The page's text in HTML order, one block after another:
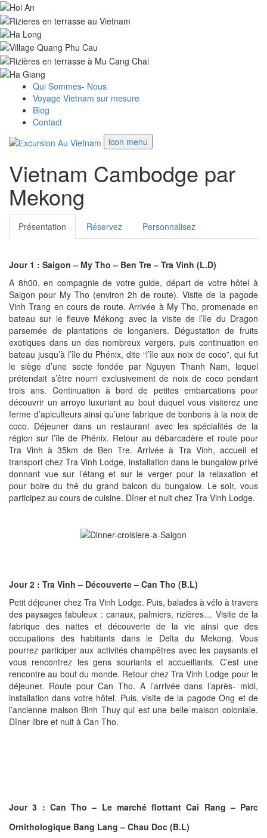
Qui Sommes- Nous
Voyage Vietnam sur mesure
Blog
Contact
icon menu
Vietnam Cambodge par
Mekong
Présentation Réservez Personnalisez
Jour 1 : Saigon – My Tho – Ben Tre – Tra Vinh (L.D)
A 8h00, en compagnie de votre guide, départ de votre hôtel à
Saigon pour My Tho (environ 2h de route). Visite de la pagode
Vinh Trang en cours de route. Arrivée à My Tho, promenade en
bateau sur le fleuve Mékong avec la visite de l’île du Dragon
parsemée de plantations de longaniers. Dégustation de fruits
exotiques dans un des nombreux vergers, puis continuation en
bateau jusqu’à l’île du Phénix, dite “l’île aux noix de coco”, qui fut
le siège d’une secte fondée par Nguyen Thanh Nam, lequel
prétendait s’être nourri exclusivement de noix de coco pendant
trois ans. Continuation à bord de petites embarcations pour
découvrir un arroyo luxuriant au bout duquel vous visiterez une
ferme d’apiculteurs ainsi qu’une fabrique de bonbons à la noix de
coco. Déjeuner dans un restaurant avec les spécialités de la
région sur l’île de Phénix. Retour au débarcadère et route pour
Tra Vinh à 35km de Ben Tre. Arrivée à Tra Vinh, accueil et
transport chez Tra Vinh Lodge, installation dans le bungalow privé
donnant vue sur l’étang et sur le verger pour la relaxation et
pour boire du thé du grand balcon du bungalow. Le soir, vous
participez au cours de cuisine. Dîner et nuit chez Tra Vinh Lodge.
Jour 2 : Tra Vinh – Découverte – Can Tho (B.L)
Petit déjeuner chez Tra Vinh Lodge. Puis, balades à vélo à travers
des paysages fabuleux : canaux, palmiers, rizières… Visite de la
fabrique des nattes et découverte de la vie ainsi que des
occupations des habitants dans le Delta du Mekong. Vous
pourrez participer aux activités champêtres avec les paysants et
vous rencontrez les gens souriants et accueillants. C’est une
rencontre au bout du monde. Retour chez Tra Vinh Lodge pour le
déjeuner. Route pour Can Tho. A l’arrivée dans l’après- midi,
installation dans votre hôtel. Puis, visite de la pagode Ong et de
l’ancienne maison Binh Thuy qui est une belle maison coloniale.
Dîner libre et nuit à Can Tho.
Jour 3 : Can Tho – Le marché flottant Cai Rang – Parc
Ornithologique Bang Lang – Chau Doc (B.L)